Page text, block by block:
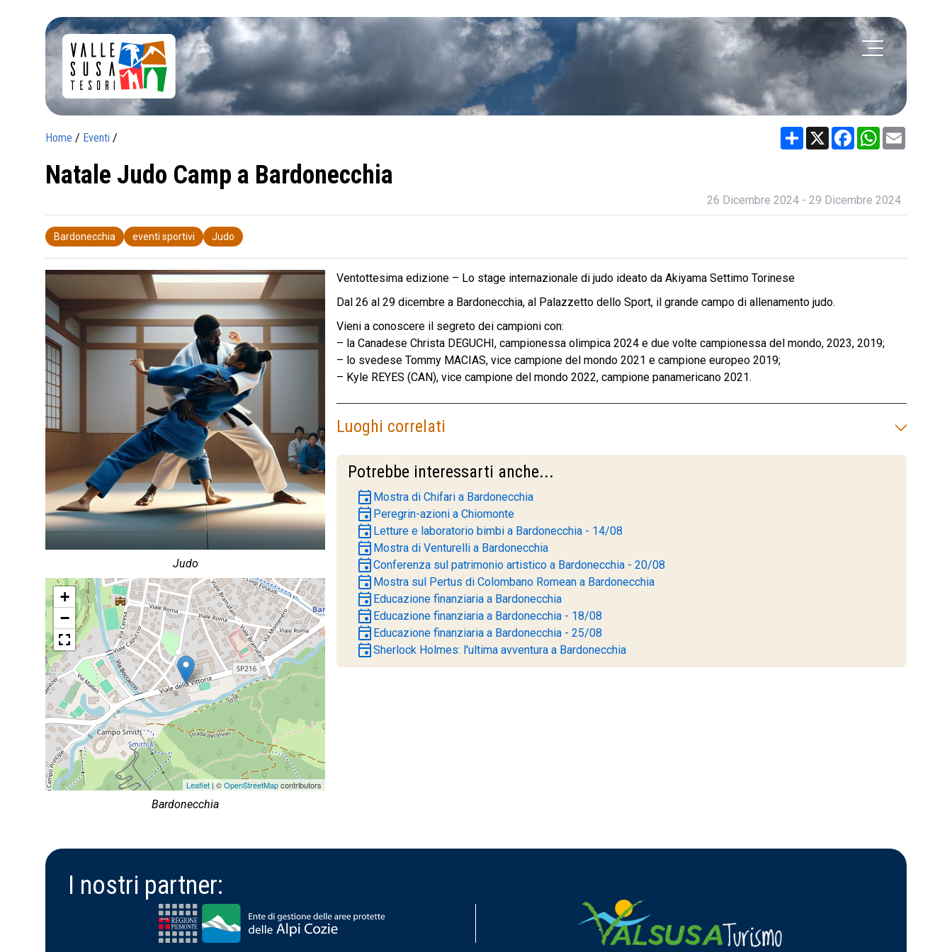
Home / Eventi / Share X FacebookWhatsApp
Natale Judo Camp a Bardonecchia
26 Dicembre 2024 - 29 Dicembre 2024
Bardonecchia eventi sportivi Judo
Judo
+
−
Leaflet| ©OpenStreetMapcontributors
Bardonecchia
Ventottesima edizione – Lo stage internazionale di judo ideato da Akiyama Settimo Torinese
Dal 26 al 29 dicembre a Bardonecchia, al Palazzetto dello Sport, il grande campo di allenamento judo.
Vieni a conoscere il segreto dei campioni con:
– la Canadese Christa DEGUCHI, campionessa olimpica 2024 e due volte campionessa del mondo, 2023, 2019;
– lo svedese Tommy MACIAS, vice campione del mondo 2021 e campione europeo 2019;
– Kyle REYES (CAN), vice campione del mondo 2022, campione panamericano 2021.
Luoghi correlati
Potrebbe interessarti anche...
event Mostra di Chifari a Bardonecchia
event Peregrin-azioni a Chiomonte
event Letture e laboratorio bimbi a Bardonecchia - 14/08
event Mostra di Venturelli a Bardonecchia
eventConferenza sul patrimonio artistico a Bardonecchia - 20/08
event Mostra sul Pertus di Colombano Romean a Bardonecchia
event Educazione finanziaria a Bardonecchia
event Educazione finanziaria a Bardonecchia - 18/08
event Educazione finanziaria a Bardonecchia - 25/08
eventSherlock Holmes: l'ultima avventura a Bardonecchia
I nostri partner: